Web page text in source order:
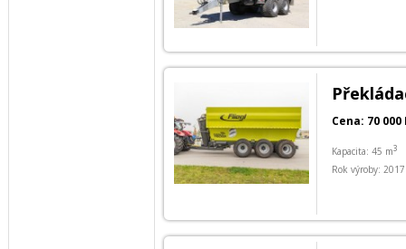
Cena: 70 000
Kapacita: 45 m3
Rok výroby: 2017